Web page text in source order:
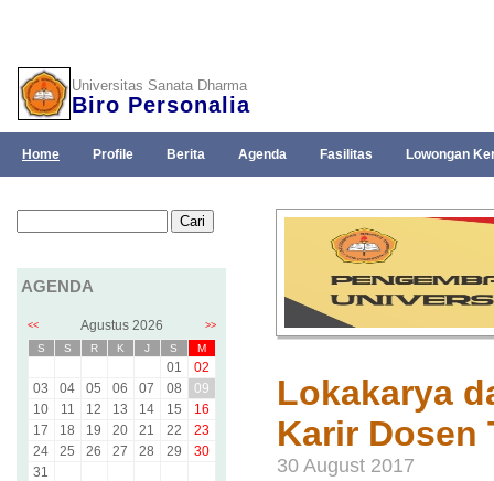
Universitas Sanata Dharma
Biro Personalia
Home Profile Berita Agenda Fasilitas Lowongan
AGENDA
<< Agustus 2026 >>
S S R K J S M
01
02
03
04 05 06 07 08
09
10
11 12 13 14 15
16
17
18 19 20 21 22
23
24
25 26 27 28 29
30
31
Lokakarya
Karir Dosen
30 August 2017